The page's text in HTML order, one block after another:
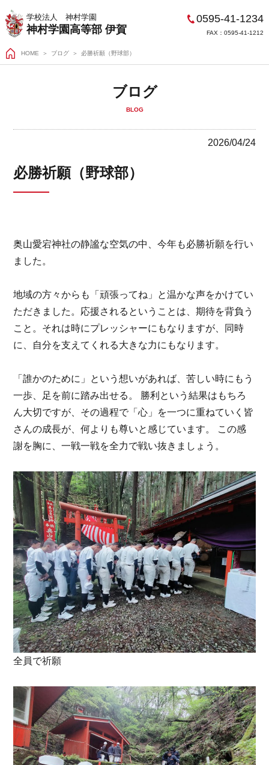
学校法人 神村学園
神村学園高等部 伊賀
0595-41-1234
FAX：0595-41-1212
HOME ＞ ブログ 必勝祈願（野球部）
ブログ
BLOG
2026/04/24
必勝祈願（野球部）
奥山愛宕神社の静謐な空気の中、今年も必勝祈願を行い
ました。
地域の方々からも「頑張ってね」と温かな声をかけてい
ただきました。応援されるということは、期待を背負う
こと。それは時にプレッシャーにもなりますが、同時
に、自分を支えてくれる大きな力にもなります。
「誰かのために」という想いがあれば、苦しい時にもう
一歩、足を前に踏み出せる。 勝利という結果はもちろ
ん大切ですが、その過程で「心」を一つに重ねていく皆
さんの成長が、何よりも尊いと感じています。 この感
謝を胸に、一戦一戦を全力で戦い抜きましょう。
全員で祈願